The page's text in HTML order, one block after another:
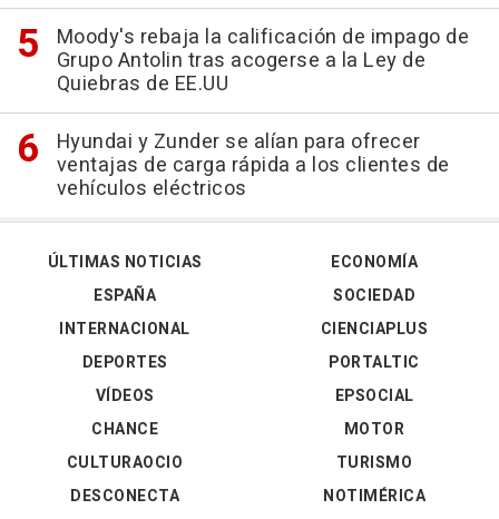
Moody's rebaja la calificación de impago de
Grupo Antolin tras acogerse a la Ley de
Quiebras de EE.UU
Hyundai y Zunder se alían para ofrecer
ventajas de carga rápida a los clientes de
vehículos eléctricos
ÚLTIMAS NOTICIAS
ESPAÑA
INTERNACIONAL
DEPORTES
VÍDEOS
ECONOMÍA
SOCIEDAD
CIENCIAPLUS
PORTALTIC
EPSOCIAL
CHANCE
CULTURAOCIO
DESCONECTA
MOTOR
TURISMO
NOTIMÉRICA